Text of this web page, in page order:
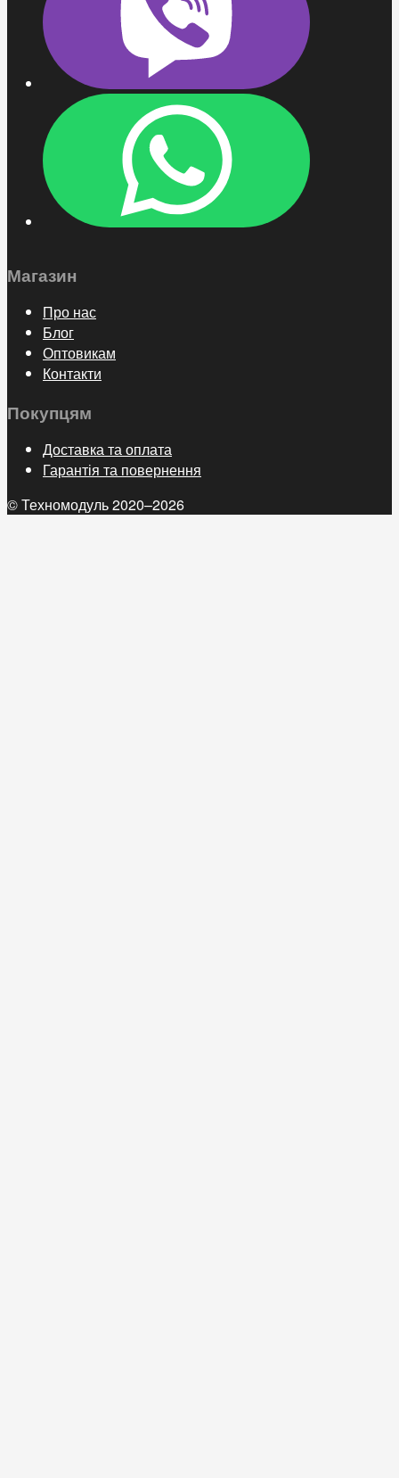
Магазин
Про нас
Блог
Оптовикам
Контакти
Покупцям
Доставка та оплата
Гарантія та повернення
© Техномодуль 2020–2026